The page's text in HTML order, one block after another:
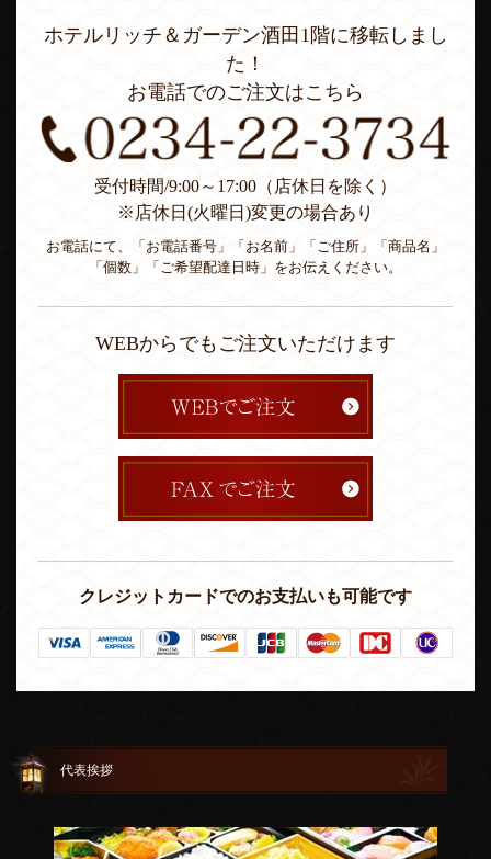
ホテルリッチ＆ガーデン酒田1階に移転しまし
た！
お電話でのご注文はこちら
受付時間/9:00～17:00（店休日を除く）
※店休日(火曜日)変更の場合あり
お電話にて、「お電話番号」「お名前」「ご住所」「商品名」
「個数」「ご希望配達日時」をお伝えください。
WEBからでもご注文いただけます
クレジットカードでのお支払いも可能です
代表挨拶